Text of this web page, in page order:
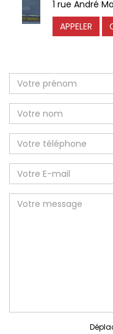
1 rue André
APPELER